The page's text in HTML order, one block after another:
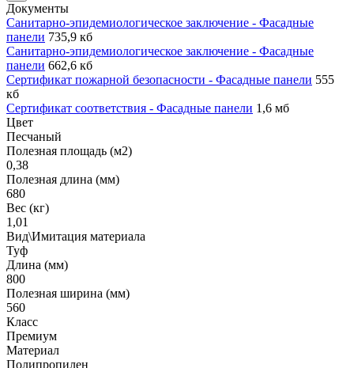
Документы
Санитарно-эпидемиологическое заключение - Фасадные
панели 735,9 кб
Санитарно-эпидемиологическое заключение - Фасадные
панели 662,6 кб
Сертификат пожарной безопасности - Фасадные панели 555
кб
Сертификат соответствия - Фасадные панели 1,6 мб
Цвет
Песчаный
Полезная площадь (м2)
0,38
Полезная длина (мм)
680
Вес (кг)
1,01
Вид\Имитация материала
Туф
Длина (мм)
800
Полезная ширина (мм)
560
Класс
Премиум
Материал
Полипропилен